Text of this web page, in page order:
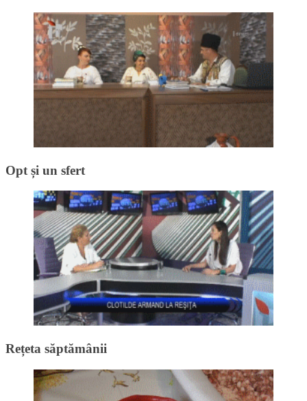
Opt și un sfert
Rețeta săptămânii